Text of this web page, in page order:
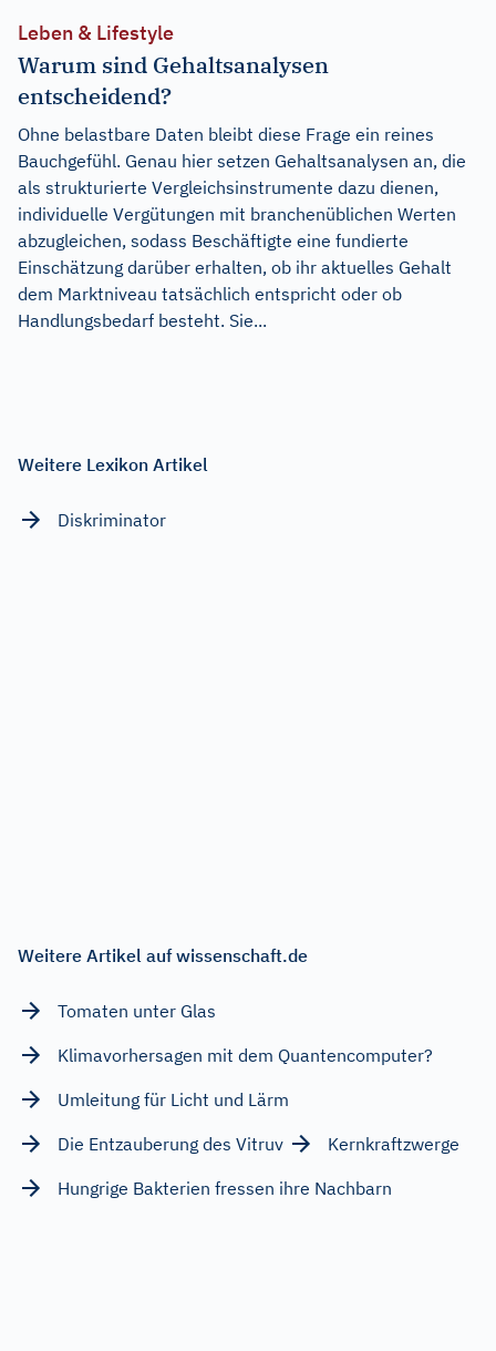
Leben & Lifestyle
Warum sind Gehaltsanalysen
entscheidend?
Ohne belastbare Daten bleibt diese Frage ein reines
Bauchgefühl. Genau hier setzen Gehaltsanalysen an, die
als strukturierte Vergleichsinstrumente dazu dienen,
individuelle Vergütungen mit branchenüblichen Werten
abzugleichen, sodass Beschäftigte eine fundierte
Einschätzung darüber erhalten, ob ihr aktuelles Gehalt
dem Marktniveau tatsächlich entspricht oder ob
Handlungsbedarf besteht. Sie...
Weitere Lexikon Artikel
Diskriminator
Weitere Artikel auf wissenschaft.de
Tomaten unter Glas
Klimavorhersagen mit dem Quantencomputer?
Umleitung für Licht und Lärm
Die Entzauberung des Vitruv
Kernkraftzwerge
Hungrige Bakterien fressen ihre Nachbarn